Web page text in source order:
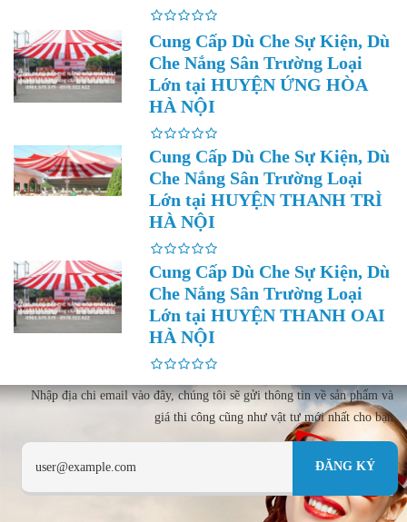
Cung Cấp Dù Che Sự Kiện, Dù
Che Nắng Sân Trường Loại
Lớn tại HUYỆN ỨNG HÒA
HÀ NỘI
Cung Cấp Dù Che Sự Kiện, Dù
Che Nắng Sân Trường Loại
Lớn tại HUYỆN THANH TRÌ
HÀ NỘI
Cung Cấp Dù Che Sự Kiện, Dù
Che Nắng Sân Trường Loại
Lớn tại HUYỆN THANH OAI
HÀ NỘI
Nhập địa chi email vào đây, chúng tôi sẽ gửi thông tin về sản phẩm và
giá thi công cũng như vật tư mới nhất cho bạn